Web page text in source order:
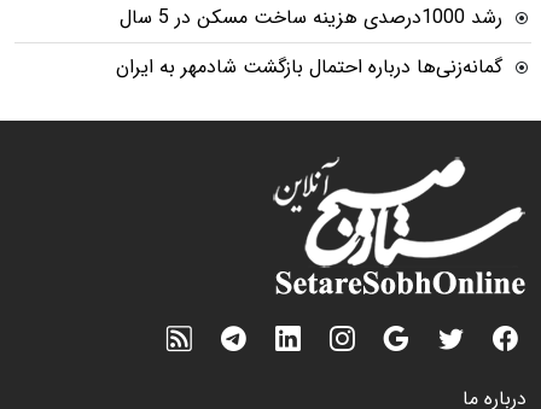
رشد 1000درصدی هزینه ساخت مسکن در 5 سال
گمانه‌زنی‌ها درباره احتمال بازگشت شادمهر به ایران
درباره ما